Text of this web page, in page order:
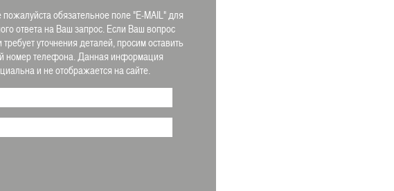
обязательное поле "E-MAIL" для
ответа на Ваш запрос. Если Ваш вопрос
уточнения деталей, просим оставить
номер телефона. Данная информация
и не отображается на сайте.